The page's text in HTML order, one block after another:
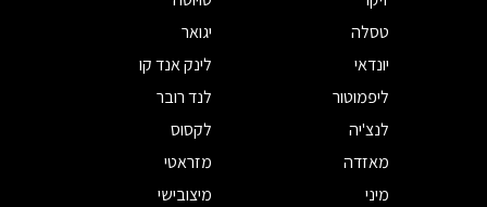
טסלה
יגואר
יונדאי
לינק אנד קו
ליפמוטור
לנד רובר
לנצ'יה
לקסוס
מאזדה
מזראטי
מיני
מיצובישי